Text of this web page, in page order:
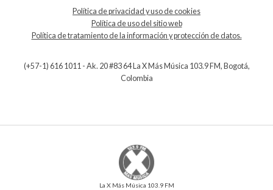
Política de privacidad y uso de cookies
Política de uso del sitio web
Política de tratamiento de la información y protección de datos.
(+57-1) 616 1011 - Ak. 20 #83 64 La X Más Música 103.9 FM, Bogotá,
Colombia
La X Más Música 103.9 FM